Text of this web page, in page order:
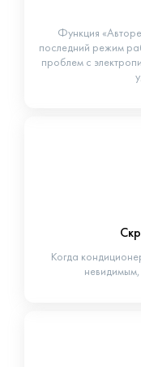
Функция
последний режим
проблем с
Когда